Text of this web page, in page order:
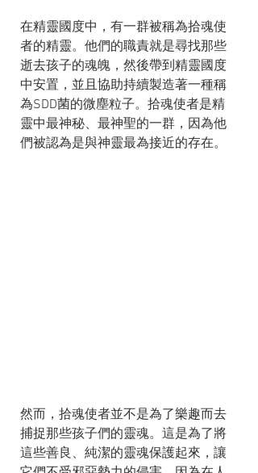
在精靈國度中，有一群被稱為拾魂使
者的精靈。他們的職責就是尋找那些
逝去孩子的魂魄，然後帶到精靈國度
中安置，並且協助持續製造著一種稱
為SDD菌的微塵粒子。拾魂使者是精
靈中最神秘、最神聖的一群，因為他
們被認為是與神靈最為接近的存在。
然而，拾魂使者並不是為了樂趣而去
捕捉那些孩子們的靈魂。這是為了將
這些善良、純潔的靈魂保護起來，讓